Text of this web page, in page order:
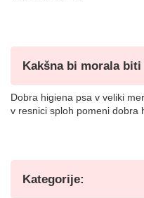
Kakšna bi morala
Dobra higiena psa v veliki
v resnici sploh pomeni dobra
Kategorije: